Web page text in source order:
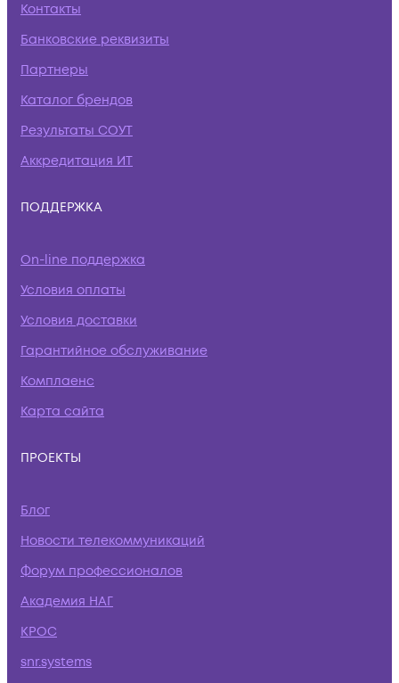
Контакты
Банковские реквизиты
Партнеры
Каталог брендов
Результаты СОУТ
Аккредитация ИТ
ПОДДЕРЖКА
On-line поддержка
Условия оплаты
Условия доставки
Гарантийное обслуживание
Комплаенс
Карта сайта
ПРОЕКТЫ
Блог
Новости телекоммуникаций
Форум профессионалов
Академия НАГ
КРОС
snr.systems